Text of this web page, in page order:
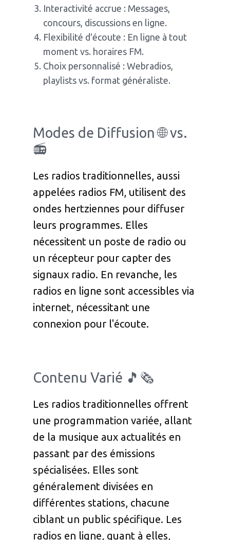
Interactivité accrue : Messages,
concours, discussions en ligne.
Flexibilité d'écoute : En ligne à tout
moment vs. horaires FM.
Choix personnalisé : Webradios,
playlists vs. format généraliste.
Modes de Diffusion 🌐 vs.
📻
Les radios traditionnelles, aussi
appelées radios FM, utilisent des
ondes hertziennes pour diffuser
leurs programmes. Elles
nécessitent un poste de radio ou
un récepteur pour capter des
signaux radio. En revanche, les
radios en ligne sont accessibles via
internet, nécessitant une
connexion pour l'écoute.
Contenu Varié 🎵🗞️
Les radios traditionnelles offrent
une programmation variée, allant
de la musique aux actualités en
passant par des émissions
spécialisées. Elles sont
généralement divisées en
différentes stations, chacune
ciblant un public spécifique. Les
radios en ligne, quant à elles,